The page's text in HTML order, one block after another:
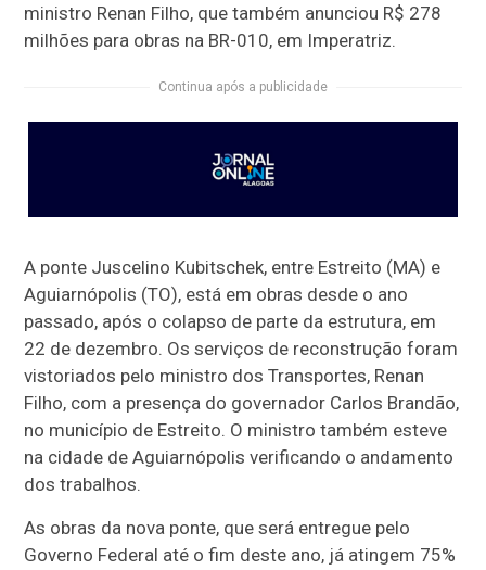
ministro Renan Filho, que também anunciou R$ 278
milhões para obras na BR-010, em Imperatriz.
Continua após a publicidade
A ponte Juscelino Kubitschek, entre Estreito (MA) e
Aguiarnópolis (TO), está em obras desde o ano
passado, após o colapso de parte da estrutura, em
22 de dezembro. Os serviços de reconstrução foram
vistoriados pelo ministro dos Transportes, Renan
Filho, com a presença do governador Carlos Brandão,
no município de Estreito. O ministro também esteve
na cidade de Aguiarnópolis verificando o andamento
dos trabalhos.
As obras da nova ponte, que será entregue pelo
Governo Federal até o fim deste ano, já atingem 75%